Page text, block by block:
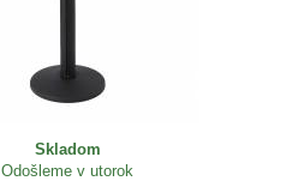
Skladom
Odošleme v utorok